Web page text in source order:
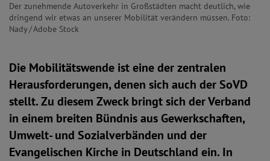
Der zunehmende Autoverkehr in Großstädten macht deutlich, wie
dringend wir etwas an unserer Mobilität verändern müssen. Foto:
Nady / Adobe Stock
Die Mobilitätswende ist eine der zentralen
Herausforderungen, denen sich auch der SoVD
stellt. Zu diesem Zweck bringt sich der Verband
in einem breiten Bündnis aus Gewerkschaften,
Umwelt- und Sozialverbänden und der
Evangelischen Kirche in Deutschland ein. In